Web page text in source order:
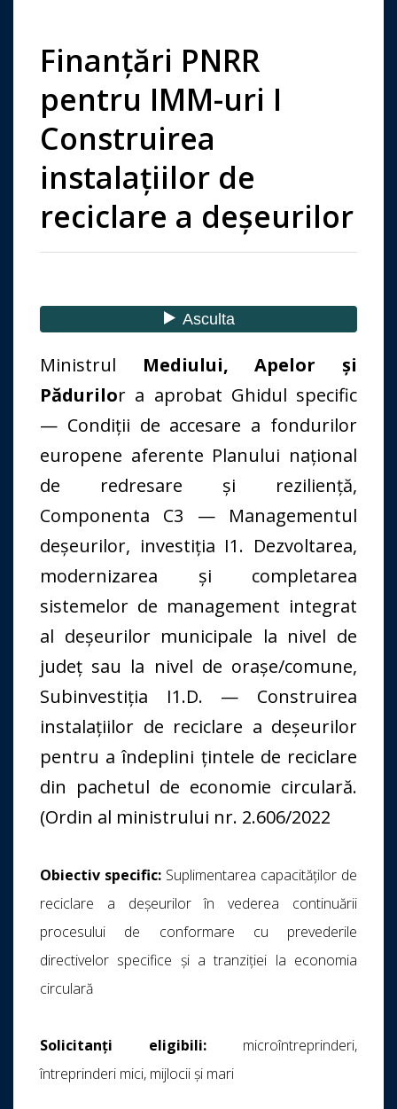
Finanțări PNRR
pentru IMM-uri I
Construirea
instalațiilor de
reciclare a deșeurilor
Ministrul Mediului, Apelor și
Pădurilor a aprobat Ghidul specific
— Condiții de accesare a fondurilor
europene aferente Planului național
de redresare și reziliență,
Componenta C3 — Managementul
deșeurilor, investiția I1. Dezvoltarea,
modernizarea și completarea
sistemelor de management integrat
al deșeurilor municipale la nivel de
județ sau la nivel de orașe/comune,
Subinvestiția I1.D. — Construirea
instalațiilor de reciclare a deșeurilor
pentru a îndeplini țintele de reciclare
din pachetul de economie circulară.
(Ordin al ministrului nr. 2.606/2022
Obiectiv specific: Suplimentarea capacităților de
reciclare a deșeurilor în vederea continuării
procesului de conformare cu prevederile
directivelor specifice și a tranziției la economia
circulară
Solicitanți eligibili: microîntreprinderi,
întreprinderi mici, mijlocii și mari